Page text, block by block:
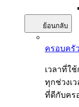
ย้อนกลับ
ครอบครัว
เวลาที่ใ
ทุกช่วงเ
ที่ดีกับคร